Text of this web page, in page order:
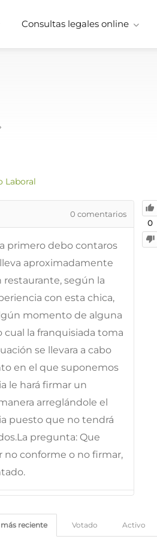
Consultas legales online
Laboral
0
0 comentarios
primero debo contaros
aproximadamente
restaurante, según la
con esta chica,
momento de alguna
cual la franquisiada toma
se llevara a cabo
en el que suponemos
le hará firmar un
arreglándole el
puesto que no tendrá
pregunta: Que
no conforme o no firmar,
Activo
Votado
más reciente